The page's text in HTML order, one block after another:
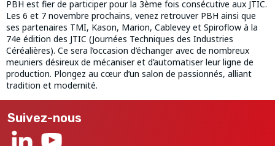
PBH est fier de participer pour la 3ème fois consécutive aux JTIC.
Les 6 et 7 novembre prochains, venez retrouver PBH ainsi que
ses partenaires TMI, Kason, Marion, Cablevey et Spiroflow à la
74e édition des JTIC (Journées Techniques des Industries
Céréalières). Ce sera l’occasion d’échanger avec de nombreux
meuniers désireux de mécaniser et d’automatiser leur ligne de
production. Plongez au cœur d’un salon de passionnés, alliant
tradition et modernité.
Suivez-nous